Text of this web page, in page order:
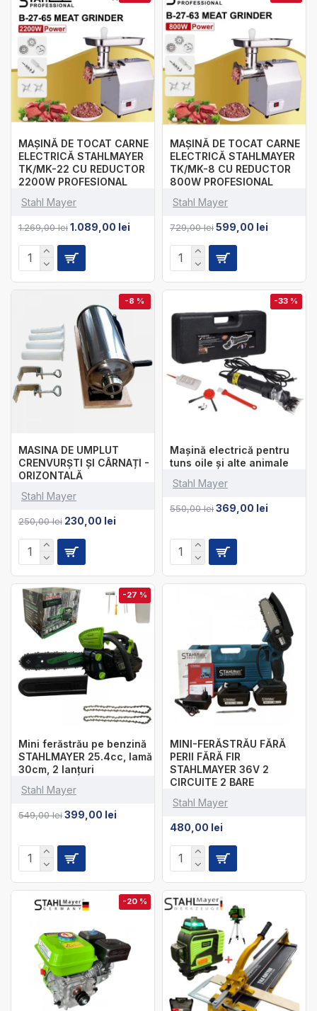
Stahl Mayer
MAȘINĂ DE TOCAT CARNE
ELECTRICĂ STAHLMAYER
TK/MK-22 CU REDUCTOR
2200W PROFESIONAL
1.269,00 lei1.089,00 lei
Stahl Mayer
MAȘINĂ DE TOCAT CARNE
ELECTRICĂ STAHLMAYER
TK/MK-8 CU REDUCTOR
800W PROFESIONAL
729,00 lei599,00 lei
-8 %
Stahl Mayer
MASINA DE UMPLUT
CRENVURȘTI ȘI CÂRNAȚI -
ORIZONTALĂ
250,00 lei 230,00 lei
-33 %
Stahl Mayer
Mașină electrică pentru
tuns oile și alte animale
550,00 lei369,00 lei
-27 %
Stahl Mayer
Mini ferăstrău pe benzină
STAHLMAYER 25.4cc, lamă
30cm, 2 lanțuri
549,00 lei399,00 lei
Stahl Mayer
MINI-FERĂSTRĂU FĂRĂ
PERII FĂRĂ FIR
STAHLMAYER 36V 2
CIRCUITE 2 BARE
480,00 lei
-20 %